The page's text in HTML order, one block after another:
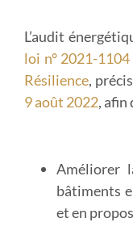
L’audit
loi n° 2021-
Résilience,
9 août 2022, afin
Améliorer
bâtiments
et en